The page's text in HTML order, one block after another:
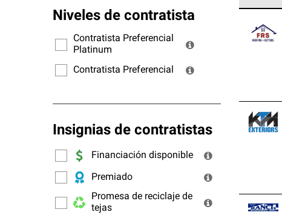
Niveles de contratista
Contratista Preferencial
Platinum
Contratista Preferencial
Insignias de contratistas
Financiación disponible
Premiado
Promesa de reciclaje de
tejas
ofrecer